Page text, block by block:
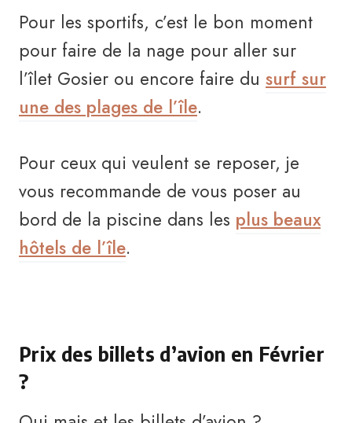
Pour les sportifs, c’est le bon moment
pour faire de la nage pour aller sur
l’îlet Gosier ou encore faire du surf sur
une des plages de l’île.
Pour ceux qui veulent se reposer, je
vous recommande de vous poser au
bord de la piscine dans les plus beaux
hôtels de l’île.
Prix des billets d’avion en Février
?